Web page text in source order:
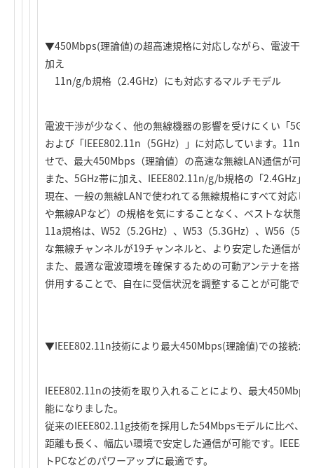
▼450Mbps(理論値)の超高速規格に対応しながら、電波干
加え
11n/g/b規格（2.4GHz）にも対応するマルチモデル
電波干渉が少なく、他の無線機器の影響を受けにくい「
および「IEEE802.11n（5GHz）」に対応しています。11n/
せで、最大450Mbps（理論値）の高速な無線LAN通信が可能
また、5GHz帯に加え、IEEE802.11n/g/b規格の「2.4GHz」
現在、一般の無線LANで使われてる無線規格にすべて対応し
や無線APなど）の規格を気にすることなく、ベストな状態
11a規格は、W52（5.2GHz）、W53（5.3GHz）、W56（
な無線チャンネルが19チャンネルと、より安定した通信が可
また、最適な電波環境を確保するための可動アンテナを搭
併用することで、自在に受信状況を調整することが可能です
▼IEEE802.11n技術により最大450Mbps(理論値)での接続が
IEEE802.11nの技術を取り入れることにより、最大
能になりました。
従来のIEEE802.11g技術を採用した54Mbpsモデルに比べ、
距離も長く、幅広い環境で安定した通信が可能です。
トPCなどのパワーアップに最適です。